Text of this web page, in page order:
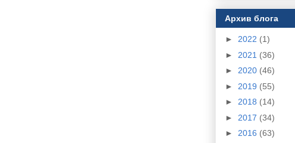
Архив блога
► 2022 (1)
► 2021 (36)
► 2020 (46)
► 2019 (55)
► 2018 (14)
► 2017 (34)
► 2016 (63)